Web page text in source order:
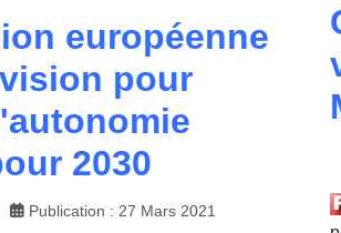
européenne
pour
2030
Publication : 27 Mars 2021